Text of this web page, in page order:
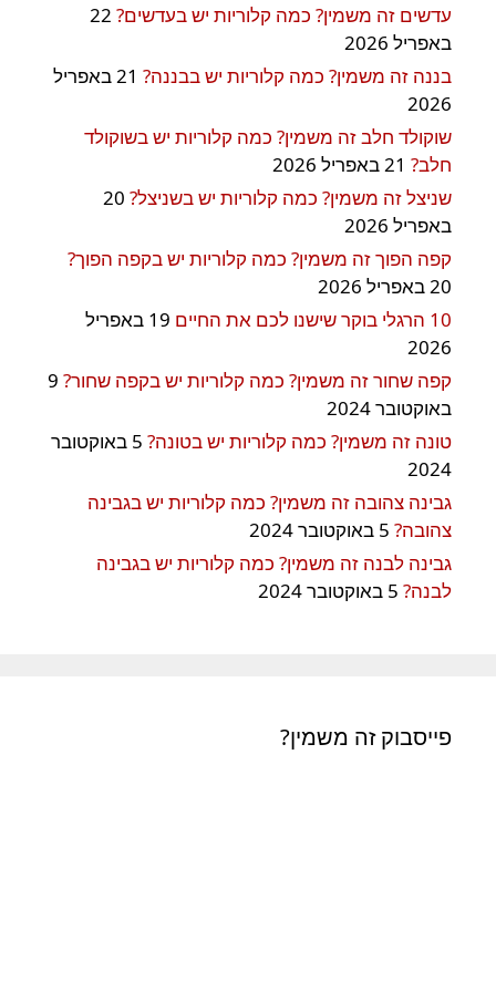
עדשים זה משמין? כמה קלוריות יש בעדשים? 22
באפריל 2026
בננה זה משמין? כמה קלוריות יש בבננה?
21 באפריל
2026
שוקולד חלב זה משמין? כמה קלוריות יש בשוקולד
חלב? 21 באפריל 2026
שניצל זה משמין? כמה קלוריות יש בשניצל? 20
באפריל 2026
קפה הפוך זה משמין? כמה קלוריות יש בקפה הפוך?
20 באפריל 2026
10 הרגלי בוקר שישנו לכם את החיים
19 באפריל
2026
קפה שחור זה משמין? כמה קלוריות יש בקפה שחור? 9
באוקטובר 2024
טונה זה משמין? כמה קלוריות יש בטונה?
5 באוקטובר
2024
גבינה צהובה זה משמין? כמה קלוריות יש בגבינה
צהובה? 5 באוקטובר 2024
גבינה לבנה זה משמין? כמה קלוריות יש בגבינה
לבנה? 5 באוקטובר 2024
פייסבוק זה משמין?